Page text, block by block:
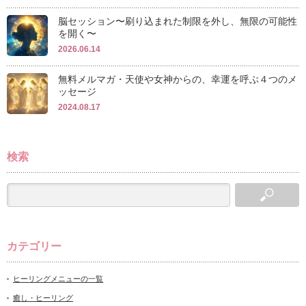
脳セッション〜刷り込まれた制限を外し、無限の可能性
を開く〜
2026.06.14
無料メルマガ・天使や女神からの、幸運を呼ぶ４つのメ
ッセージ
2024.08.17
検索
カテゴリー
ヒーリングメニューの一覧
癒し・ヒーリング